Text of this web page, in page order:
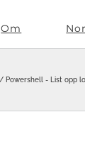
Om
Powershell - List opp